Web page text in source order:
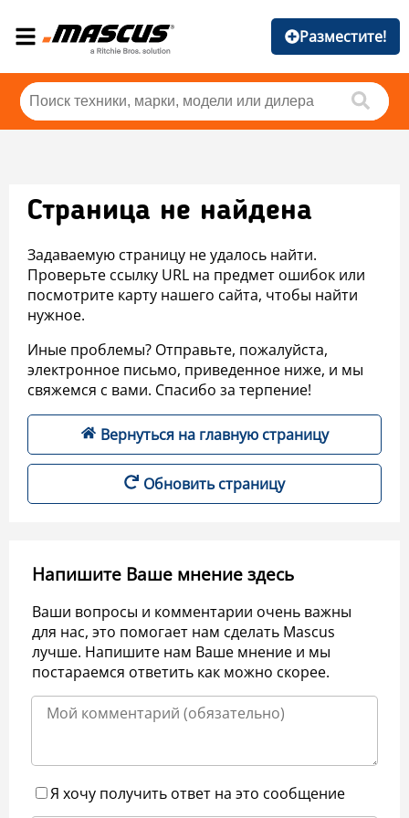
Разместите!
Страница не найдена
Задаваемую страницу не удалось найти.
Проверьте ссылку URL на предмет ошибок или
посмотрите карту нашего сайта, чтобы найти
нужное.
Иные проблемы? Отправьте, пожалуйста,
электронное письмо, приведенное ниже, и мы
свяжемся с вами. Спасибо за терпение!
Вернуться на главную страницу
Обновить страницу
Напишите Ваше мнение здесь
Ваши вопросы и комментарии очень важны
для нас, это помогает нам сделать Mascus
лучше. Напишите нам Ваше мнение и мы
постараемся ответить как можно скорее.
Я хочу получить ответ на это сообщение